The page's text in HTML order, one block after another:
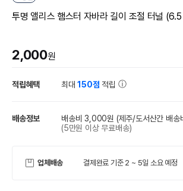
투명 앨리스 햄스터 자바라 길이 조절 터널
2,000원
적립혜택 최대150점 적립
배송정보 배송비 3,000원 (제주/도서산간 배송
(5만원 이상 무료배송)
업체배송 결제완료 기준 2 ~ 5일 소요 예정